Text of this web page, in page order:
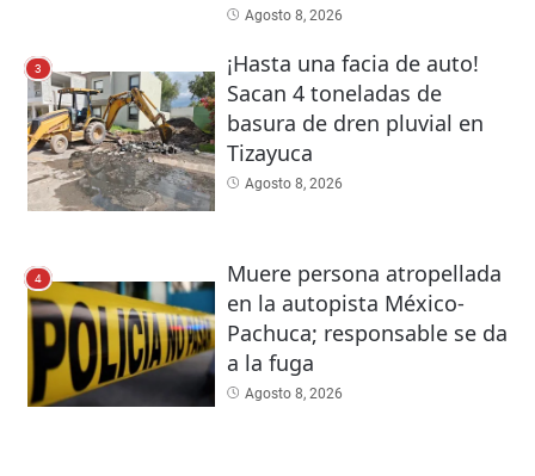
Agosto 8, 2026
3
¡Hasta una facia de auto!
Sacan 4 toneladas de
basura de dren pluvial en
Tizayuca
Agosto 8, 2026
4
Muere persona atropellada
en la autopista México-
Pachuca; responsable se da
a la fuga
Agosto 8, 2026